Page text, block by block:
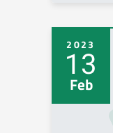
2023
13
Feb